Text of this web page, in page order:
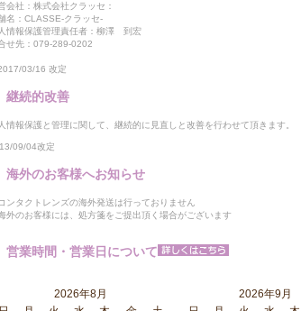
会社：株式会社クラッセ：
名：CLASSE-クラッセ-
情報保護管理責任者：柳澤 到宏
せ先：079-289-0202
03/16 改定
継続的改善
情報保護と管理に関して、継続的に見直しと改善を行わせて頂きます。
09/04改定
海外のお客様へお知らせ
ンタクトレンズの海外発送は行っておりません
外のお客様には、処方箋をご提出頂く場合がございます
営業時間・営業日について
2026年8月
2026年9月